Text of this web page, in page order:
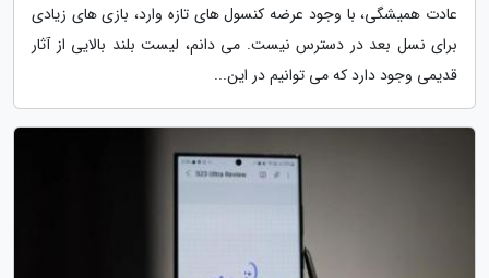
عادت همیشگی، با وجود عرضه کنسول های تازه وارد، بازی های زیادی
برای نسل بعد در دسترس نیست. می دانم، لیست بلند بالایی از آثار
قدیمی وجود دارد که می توانیم در این...